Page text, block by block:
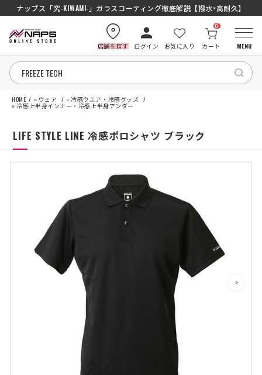
ナップス「究-KIWAMI-」ガラスコーティング徹底解説【撥水×高耐久】
店舗を探す ログイン お気に入り カート
0
MENU
HOME
カテゴリから探す
ナップスメンバーズ
特定商取引法に基づく表記
古物営業法に基づく表示/保険勧誘
商品レビュー利用規約
プライバシーポリシー
返金ポリシー
HOME » ウェア » 冷感ウエア・冷感グッズ
» 冷感上半身インナー・冷感上半身アンダー
LIFE STYLE LINE 冷感ポロシャツ ブラック
>